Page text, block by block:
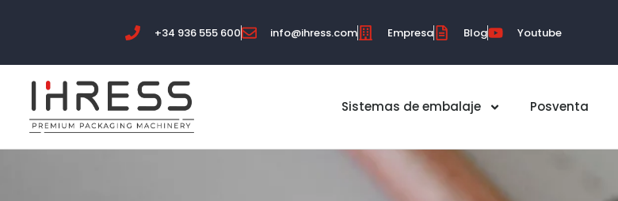
+34 936 555 600 info@ihress.com Empresa Blog Youtube
Sistemas de embalaje Posventa